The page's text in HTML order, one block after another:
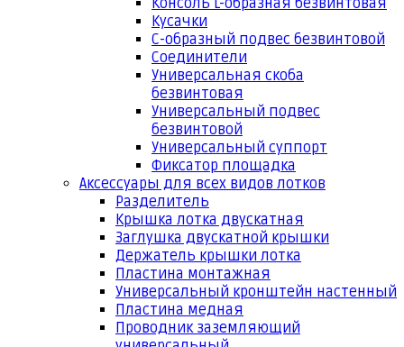
Консоль L-образная безвинтовая
Кусачки
С-образный подвес безвинтовой
Соединители
Универсальная скоба
безвинтовая
Универсальный подвес
безвинтовой
Универсальный суппорт
Фиксатор площадка
Аксессуары для всех видов лотков
Разделитель
Крышка лотка двускатная
Заглушка двускатной крышки
Держатель крышки лотка
Пластина монтажная
Универсальный кронштейн настенный
Пластина медная
Проводник заземляющий